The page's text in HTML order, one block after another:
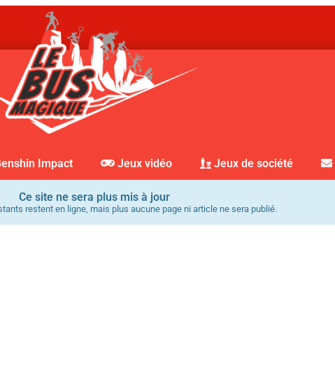
Impact Jeux vidéo Jeux de société
Ce site ne sera plus mis à jour
restent en ligne, mais plus aucune page ni article ne sera publié.